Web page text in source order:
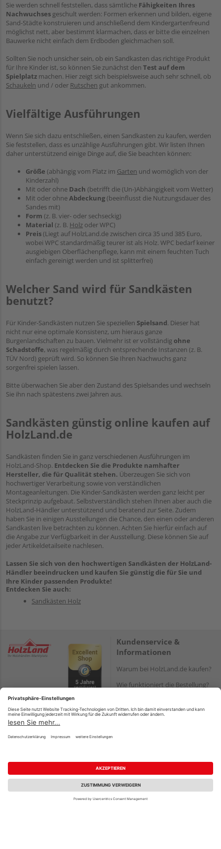
Sie werden schnell feststellen, dass sämtliche Fähigkeiten Ihres
Nachwuchses geschult werden: Formen erkennen und bilden, eigene
Sand-Städte konstruieren und anschließend dem Kindergartenfreund
möglichst nett, aber bestimmt klarmachen, dass er bitte die einzelnen
Bauwerke nicht einfach dem Erdboden gleichmachen soll.
Sollten Sie noch unsicher sein, ob ein Sandkasten das richtige Produkt
für Ihre Kinder ist, so können Sie zunächst den Test auf dem
Spielplatz machen. Hier zeigt sich beispielsweise auch sehr schnell, ob
Schaukeln und / oder Rutschen gut ankommen.
Vielfältige Ausführungen
Wenn Sie sich dazu entschließen, einen Sandkasten zu kaufen, werden
Sie feststellen, dass es unzählige Ausführungen gibt. Wir listen Ihnen
daher unterstützend einige Dinge auf, die Sie beachten können:
Größe (abhängig vom Platz im Garten und womöglich von der
Kinderzahl)
Mit oder ohne Dach (betrifft die (Un-)Abhängigkeit vom Wetter)
Mit oder ohneAbdeckung(beeinflusst die Nutzungsdauer des
Sandes mit)
Form (z. B. vier- oder sechseckig)
Material (z. B. Holz oder WPC)
Preis(Liegt auf HolzLand.de zwischen circa 35 und 385 Euro,
wobei WPC standardmäßig teurer ist als Holz. WPC bedarf keiner
ausgiebigen Oberflächenpflege, kann mit einem feuchten Tuch
einfach gereinigt werden und ist splitterfrei)
Welcher Sand wird für Sandkästen
benutzt?
Für Kinder-Sandkästen nutzen Sie speziellen Spielsand. Dieser hat
nicht nur eine optimale Konsistenz, um hieraus ganze
Burgenlandschaften zu bauen. Vielmehr ist er vollständig ohne
Schadstoffe, was regelmäßig durch entsprechende Instanzen (z. B.
TÜV Nord) geprüft wird. So können Sie Ihren Nachwuchs ganz
sorgenfrei spielen lassen.
Bitte überwachen Sie aber den Zustand des Spielsandes und wechseln
Sie ihn nach spätestens zwei Jahren aus.
Sandkästen günstig online kaufen auf
HolzLand.de
Sandkästen finden Sie in ganz verschiedenen Ausführungen im
HolzLand-Shop. Entdecken Sie die Produkte namhafter
Hersteller, die für Qualität stehen. Überzeugen Sie sich von
hochwertiger Verarbeitung sowie von verständlichen
Montageanleitungen. Die Kinder-Sandkästen werden ganz leicht per
Steckprinzip aufgebaut. Selbstverständlich stehen Ihnen aber auch die
HolzLand-Händler unterstützend und beratend zur Seite. Zudem
haben Sie in einigen Ausstellungen die Chance, den einen oder anderen
Sandkasten live betrachten zu können. Achten Sie hierfür einfach auf
die Angabe zur Verfügbarkeit in der Ausstellung. Diese können Sie auf
jeder Artikeldetailseite nachlesen.
Lassen Sie sich von den hochwertigen Sandkästen der HolzLand-
Händler beeindrucken und kaufen Sie günstig die für Sie und
Ihre Kinder passenden Produkte!
Entdecken Sie auch:
Sandkästen Holz
Kundenservice &
Informationen
Warum bei HolzLand.de kaufen?
Wie funktioniert die Bestellung?
Versand und Lieferung
HQ-Produkte:
Montageanleitungen
Die HolzLand-Kooperation